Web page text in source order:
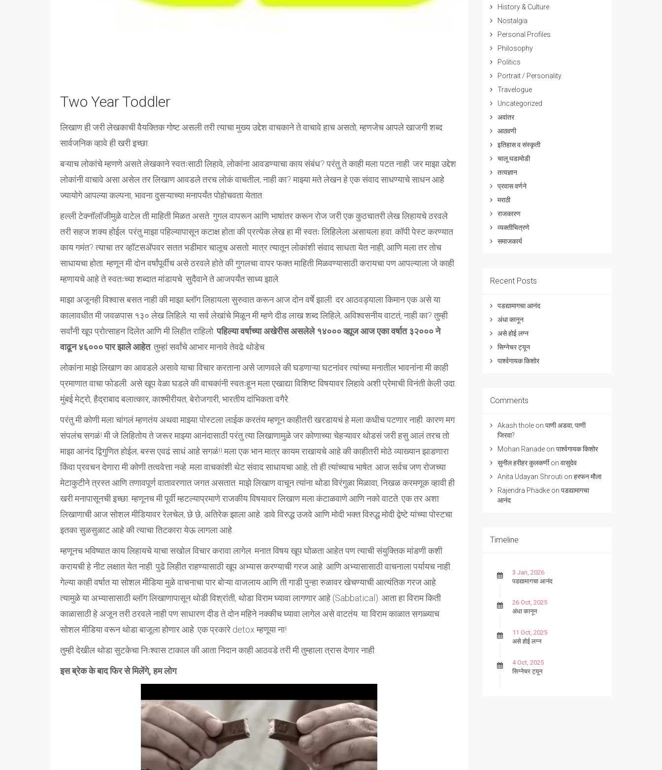
Two Year Toddler
लिखाण ही जरी लेखकाची वैयक्तिक गोष्ट असली तरी त्याचा मुख्य उद्देश वाचकाने ते वाचावे हाच असतो; म्हणजेच आपले खाजगी शब्द
सार्वजनिक व्हावे ही खरी इच्छा.
बऱ्याच लोकांचे म्हणणे असते लेखकाने स्वतःसाठी लिहावे, लोकांना आवडण्याचा काय संबंध? परंतु ते काही मला पटत नाही. जर माझा उद्देश
लोकांनी वाचावे असा असेल तर लिखाण आवडले तरच लोकं वाचतील; नाही का? माझ्या मते लेखन हे एक संवाद साधण्याचे साधन आहे
ज्यायोगे आपल्या कल्पना, भावना दुसऱ्याच्या मनापर्यंत पोहोचवता येतात.
हल्ली टेक्नॉलॉजीमुळे वाटेल ती माहिती मिळत असते. गुगल वापरून आणि भाषांतर करून रोज जरी एक कुठचातरी लेख लिहायचे ठरवले
तरी सहज शक्य होईल. परंतु माझा पहिल्यापासून कटाक्ष होता की प्रत्येक लेख हा मी स्वतः लिहिलेला असायला हवा. कॉपी पेस्ट करण्यात
काय गमंत? त्याचा तर व्हॉटसॲपवर सतत भडीमार चालूच असतो. मात्र त्यातून लोकांशी संवाद साधता येत नाही, आणि मला तर तोच
साधायचा होता. म्हणून मी दोन वर्षांपूर्वीच असे ठरवले होते की गुगलचा वापर फक्त माहिती मिळवण्यासाठी करायचा पण आपल्याला जे काही
म्हणायचे आहे ते स्वतःच्या शब्दात मांडायचे. सुदैवाने ते आजपर्यंत साध्य झाले.
माझा अजूनही विश्वास बसत नाही की माझा ब्लॉग लिहायला सुरुवात करून आज दोन वर्षे झाली. दर आठवड्याला किमान एक असे या
कालावधीत मी जवळपास १३० लेख लिहिले. या सर्व लेखांचे मिळून मी म्हणे दीड लाख शब्द लिहिले; अविश्वसनीय वाटतं, नाही का? तुम्ही
सर्वांनी खूप प्रोत्साहन दिलेत आणि मी लिहीत राहिलो.पहिल्या वर्षाच्या अखेरीस असलेले १४००० व्ह्यूज आज एका वर्षात ३२००० ने
वाढून ४६००० पार झाले आहेत. तुम्हां सर्वांचे आभार मानावे तेवढे थोडेच.
लोकांना माझे लिखाण का आवडले असावे याचा विचार करताना असे जाणवले की घडणाऱ्या घटनांवर त्यांच्या मनातील भावनांना मी काही
प्रमाणात वाचा फोडली. असे खूप वेळा घडले की वाचकांनी स्वतःहून मला एखाद्या विशिष्ट विषयावर लिहावे अशी प्रेमाची विनंती केली उदा.
मुंबई मेट्रो, हैद्राबाद बलात्कार, काश्मीरीयत, बेरोजगारी, भारतीय दांभिकता वगैरे.
परंतु मी कोणी मला चांगलं म्हणतंय अथवा माझ्या पोस्टला लाईक करतंय म्हणून काहीतरी खरडायचं हे मला कधीच पटणार नाही. कारण मग
संपलंच सगळं! मी जे लिहितोय ते जरूर माझ्या आनंदासाठी परंतु त्या लिखाणामुळे जर कोणाच्या चेहऱ्यावर थोडसं जरी हसु आलं तरच तो
माझा आनंद द्विगुणित होईल; बस्स एवढं साधं आहे सगळं!! मला एक भान मात्र कायम राखायचे आहे की काहीतरी मोठे व्याख्यान झाडणारा
किंवा प्रवचन देणारा मी कोणी तत्ववेत्ता नव्हे. मला वाचकांशी थेट संवाद साधायचा आहे; तो ही त्यांच्याच भाषेत. आज सर्वच जण रोजच्या
मेटाकुटीने त्रस्त आणि तणावपूर्ण वातावरणात जगत असतात. माझे लिखाण वाचून त्यांना थोडा विरंगुळा मिळावा, निखळ करमणूक व्हावी ही
खरी मनापासूनची इच्छा. म्हणूनच मी पूर्वी म्हटल्याप्रमाणे राजकीय विषयावर लिखाण मला कंटाळवाणे आणि नको वाटते. एक तर अशा
लिखाणाची आज सोशल मीडियावर रेलचेल, छे छे, अतिरेक झाला आहे. डावे विरुद्ध उजवे आणि मोदी भक्त विरुद्ध मोदी द्वेष्टे यांच्या पोस्टचा
इतका सुळसुळाट आहे की त्याचा तिटकारा येऊ लागला आहे.
म्हणूनच भविष्यात काय लिहायचे याचा सखोल विचार करावा लागेल. मनात विषय खूप घोळता आहेत पण त्याची संयुक्तिक मांडणी कशी
करायची हे नीट लक्षात येत नाही. पुढे लिहीत राहण्यासाठी खूप अभ्यास करण्याची गरज आहे. आणि अभ्यासासाठी वाचनाला पर्यायच नाही.
गेल्या काही वर्षात या सोशल मीडिया मुळे वाचनाचा पार बोऱ्या वाजलाय आणि ती गाडी पुन्हा रुळावर खेचण्याची आत्यंतिक गरज आहे.
त्यामुळे या अभ्यासासाठी ब्लॉग लिखाणापासून थोडी विश्रांती, थोडा विराम घ्यावा लागणार आहे (Sabbatical). आता हा विराम किती
काळासाठी हे अजून तरी ठरवले नाही पण साधारण दीड ते दोन महिने नक्कीच घ्यावा लागेल असे वाटतंय. या विराम काळात सगळ्याच
सोशल मीडिया वरून थोडा बाजूला होणार आहे. एक प्रकारे detox म्हणूया ना!
तुम्ही देखील थोडा सुटकेचा निःश्वास टाकाल की आता निदान काही आठवडे तरी मी तुम्हाला त्रास देणार नाही.
इस ब्रेक के बाद फिर से मिलेंगे, हम लोग.
History & Culture
Nostalgia
Personal Profiles
Philosophy
Politics
Portrait / Personality
Travelogue
Uncategorized
अवांतर
आठवणी
इतिहास व संस्कृती
चालू घडामोडी
तत्वज्ञान
प्रवास वर्णने
मराठी
राजकारण
व्यक्तीचित्रणे
समाजकार्य
Recent Posts
पडद्यामागचा आनंद
अंधा कानून
असे होई लग्न
सिग्नेचर ट्यून
पार्श्वगायक किशोर
Comments
Akash tholeon पाणी अडवा; पाणी
जिरवा?
Mohan Ranadeon पार्श्वगायक किशोर
सुनील हरीहर कुलकर्णीon वासुदेव
Anita Udayan Shrouti on हरफन मौला
Rajendra Phadkeon पडद्यामागचा
आनंद
Timeline
3 Jan, 2026
पडद्यामागचा आनंद
26 Oct, 2025
अंधा कानून
11 Oct, 2025
असे होई लग्न
4 Oct, 2025
सिग्नेचर ट्यून